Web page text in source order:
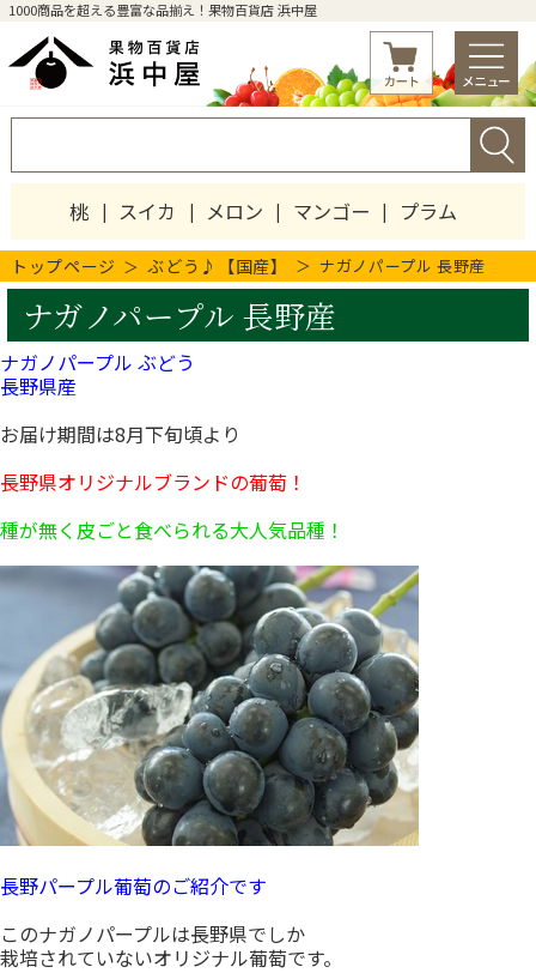
1000商品を超える豊富な品揃え！果物百貨店 浜中屋
桃 スイカ メロン マンゴー プラム
トップページ ぶどう♪【国産】 ナガノパープル 長野産
ナガノパープル 長野産
ナガノパープル ぶどう
長野県産
お届け期間は8月下旬頃より
長野県オリジナルブランドの葡萄！
種が無く皮ごと食べられる大人気品種！
長野パープル葡萄のご紹介です
このナガノパープルは長野県でしか
栽培されていないオリジナル葡萄です。